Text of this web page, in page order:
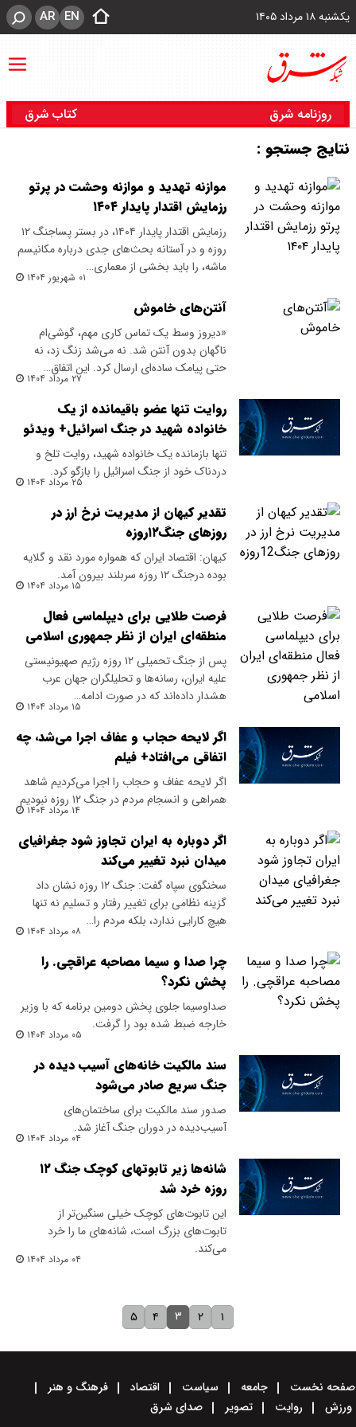
یکشنبه ۱۸ مرداد ۱۴۰۵ EN
AR
روزنامه شرق کتاب شرق
نتایج جستجو :
موازنه تهدید و موازنه وحشت در پرتو
رزمایش اقتدار پایدار ۱۴۰۴
رزمایش اقتدار پایدار ۱۴۰۴، در بستر پساجنگ ۱۲
روزه و در آستانه بحث‌های جدی درباره مکانیسم
ماشه، را باید بخشی از معماری…
۰۱ شهریور ۱۴۰۴
آنتن‌های خاموش
«دیروز وسط یک تماس کاری مهم، گوشی‌ام
ناگهان بدون آنتن شد. نه می‌شد زنگ زد، نه
حتی پیامک ساده‌ای ارسال کرد. این اتفاق…
۲۷ مرداد ۱۴۰۴
روایت تنها عضو باقیمانده از یک
خانواده شهید در جنگ اسرائیل+ ویدئو
تنها بازمانده یک خانواده شهید، روایت تلخ و
دردناک خود از جنگ اسرائیل را بازگو کرد.
۲۵ مرداد ۱۴۰۴
تقدیر کیهان از مدیریت نرخ ارز در
روزهای جنگ۱۲روزه
کیهان: اقتصاد ایران که همواره مورد نقد و گلایه
بوده درجنگ ۱۲ روزه سربلند بیرون آمد.
۱۵ مرداد ۱۴۰۴
فرصت طلایی برای دیپلماسی فعال
منطقه‌ای ایران از نظر جمهوری اسلامی
پس از جنگ تحمیلی ۱۲ روزه رژیم صهیونیستی
علیه ایران، رسانه‌ها و تحلیلگران جهان عرب
هشدار داده‌اند که در صورت ادامه…
۱۵ مرداد ۱۴۰۴
اگر لایحه حجاب و عفاف اجرا می‌شد، چه
اتفاقی می‌افتاد+ فیلم
اگر لایحه عفاف و حجاب را اجرا می‌کردیم شاهد
همراهی و انسجام مردم در جنگ ۱۲ روزه نبودیم
۱۴ مرداد ۱۴۰۴
اگر دوباره به ایران تجاوز شود جغرافیای
میدان نبرد تغییر می‌کند
سخنگوی سپاه گفت: جنگ ۱۲ روزه نشان داد
گزینه نظامی برای تغییر رفتار و تسلیم نه تنها
هیچ کارایی ندارد، بلکه مردم را…
۰۸ مرداد ۱۴۰۴
چرا صدا و سیما مصاحبه عراقچی. را
پخش نکرد؟
صداوسیما جلوی پخش دومین برنامه که با وزیر
خارجه ضبط شده بود را گرفت.
۰۵ مرداد ۱۴۰۴
سند مالکیت خانه‌های آسیب دیده در
جنگ سریع صادر می‌شود
صدور سند مالکیت برای ساختمان‌های
آسیب‌دیده در دوران جنگ آغاز شد.
۰۴ مرداد ۱۴۰۴
شانه‌ها زیر تابوتهای کوچک جنگ ۱۲
روزه خرد شد
این تابوت‌های کوچک خیلی سنگین‌تر از
تابوت‌های بزرگ است، شانه‌های ما را خرد
می‌کند.
۰۴ مرداد ۱۴۰۴
۱ ۲ ۳ ۴ ۵
صفحه نخست جامعه سیاست اقتصاد
فرهنگ و هنر
ورزش
روایت تصویر صدای شرق